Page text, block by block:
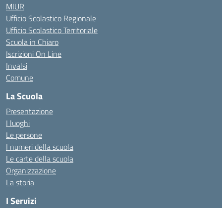
MIUR
Ufficio Scolastico Regionale
Ufficio Scolastico Territoriale
Scuola in Chiaro
Iscrizioni On Line
Invalsi
Comune
La Scuola
Presentazione
I luoghi
Le persone
I numeri della scuola
Le carte della scuola
Organizzazione
La storia
I Servizi